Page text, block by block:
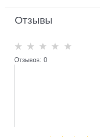
Отзывы
Отзывов: 0